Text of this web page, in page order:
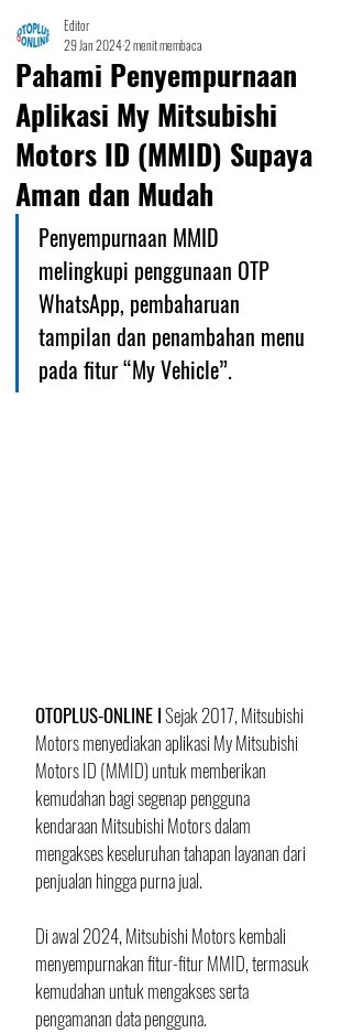
Pahami Penyempurnaan
Aplikasi My Mitsubishi
Motors ID (MMID) Supaya
Aman dan Mudah
Editor
29 Jan 20242 menit membaca
Penyempurnaan MMID
melingkupi penggunaan OTP
WhatsApp, pembaharuan
tampilan dan penambahan menu
pada fitur “My Vehicle”.
OTOPLUS-ONLINE I Sejak 2017, Mitsubishi
Motors menyediakan aplikasi My Mitsubishi
Motors ID (MMID) untuk memberikan
kemudahan bagi segenap pengguna
kendaraan Mitsubishi Motors dalam
mengakses keseluruhan tahapan layanan dari
penjualan hingga purna jual.
Di awal 2024, Mitsubishi Motors kembali
menyempurnakan fitur-fitur MMID, termasuk
kemudahan untuk mengakses serta
pengamanan data pengguna.